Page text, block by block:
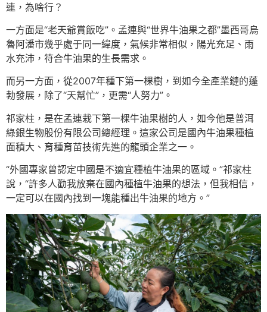
連，為啥行？
一方面是“老天爺賞飯吃”。孟連與“世界牛油果之都”墨西哥烏
魯阿潘市幾乎處于同一緯度，氣候非常相似，陽光充足、雨
水充沛，符合牛油果的生長需求。
而另一方面，從2007年種下第一棵樹，到如今全產業鏈的蓬
勃發展，除了“天幫忙”，更需“人努力”。
祁家柱，是在孟連栽下第一棵牛油果樹的人，如今他是普洱
綠銀生物股份有限公司總經理。這家公司是國內牛油果種植
面積大、育種育苗技術先進的龍頭企業之一。
“外國專家曾認定中國是不適宜種植牛油果的區域。”祁家柱
說，“許多人勸我放棄在國內種植牛油果的想法，但我相信，
一定可以在國內找到一塊能種出牛油果的地方。”